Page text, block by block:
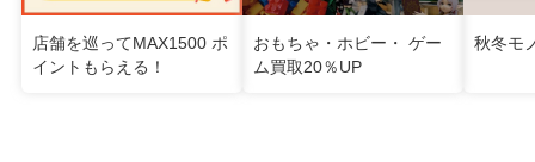
店舗を巡ってMAX1500 ポ
イントもらえる！
おもちゃ・ホビー・ ゲー
ム買取20％UP
秋冬モ